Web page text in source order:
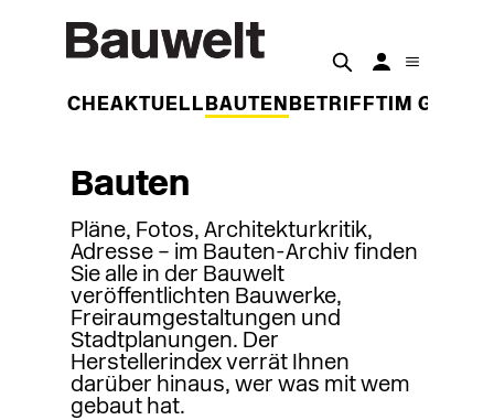
WOCHEAKTUELL BAUTEN BETRIFFT IM
Bauten
Pläne, Fotos, Architekturkritik,
Adresse – im Bauten-Archiv finden
Sie alle in der Bauwelt
veröffentlichten Bauwerke,
Freiraumgestaltungen und
Stadtplanungen. Der
Herstellerindex verrät Ihnen
darüber hinaus, wer was mit wem
gebaut hat.